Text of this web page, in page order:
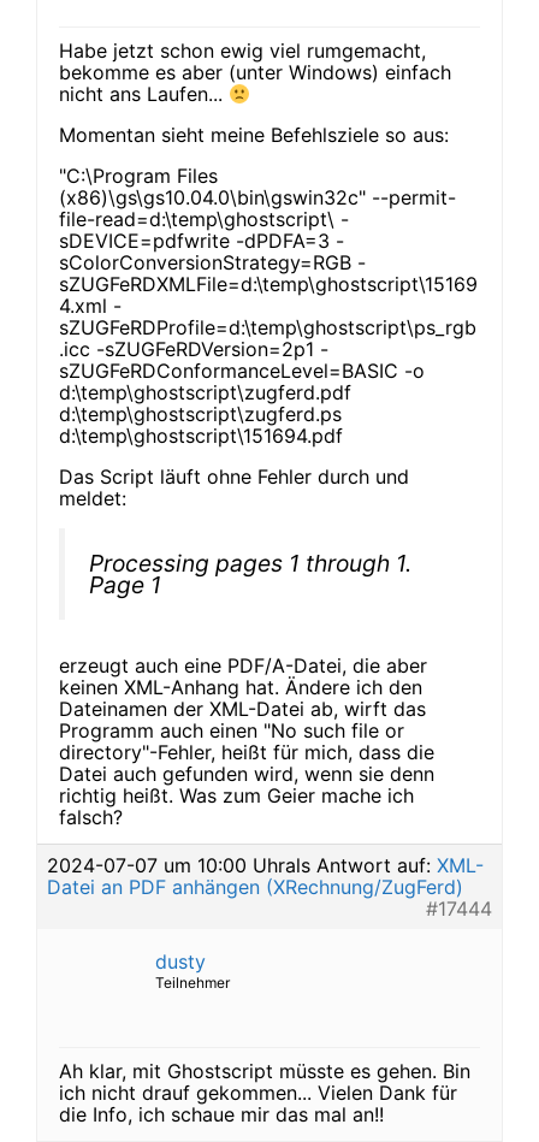
Habe jetzt schon ewig viel rumgemacht,
bekomme es aber (unter Windows) einfach
nicht ans Laufen...
Momentan sieht meine Befehlsziele so aus:
"C:\Program Files
(x86)\gs\gs10.04.0\bin\gswin32c" --permit-
file-read=d:\temp\ghostscript\ -
sDEVICE=pdfwrite -dPDFA=3 -
sColorConversionStrategy=RGB -
sZUGFeRDXMLFile=d:\temp\ghostscript\15169
4.xml -
sZUGFeRDProfile=d:\temp\ghostscript\ps_rgb
.icc -sZUGFeRDVersion=2p1 -
sZUGFeRDConformanceLevel=BASIC -o
d:\temp\ghostscript\zugferd.pdf
d:\temp\ghostscript\zugferd.ps
d:\temp\ghostscript\151694.pdf
Das Script läuft ohne Fehler durch und
meldet:
Processing pages 1 through 1.
Page 1
erzeugt auch eine PDF/A-Datei, die aber
keinen XML-Anhang hat. Ändere ich den
Dateinamen der XML-Datei ab, wirft das
Programm auch einen "No such file or
directory"-Fehler, heißt für mich, dass die
Datei auch gefunden wird, wenn sie denn
richtig heißt. Was zum Geier mache ich
falsch?
2024-07-07 um 10:00 Uhrals Antwort auf: XML-
Datei an PDF anhängen (XRechnung/ZugFerd)
#17444
dusty
Teilnehmer
Ah klar, mit Ghostscript müsste es gehen. Bin
ich nicht drauf gekommen... Vielen Dank für
die Info, ich schaue mir das mal an!!